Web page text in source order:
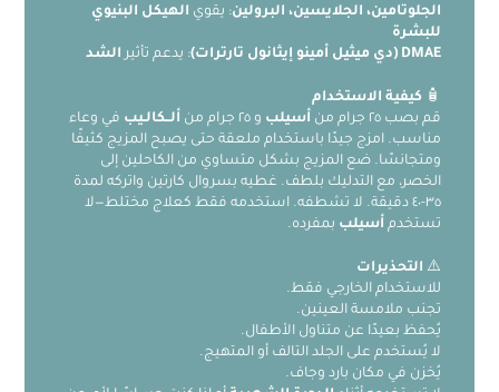
الجلوتامين، الجلايسين، البرولين: يقوي الهيكل البنيوي
للبشرة
DMAE (دي ميثيل أمينو إيثانول تارترات)
: يدعم تأثير الشد
🧴 كيفية الاستخدام
قم بصب ٢٥ جرام من
أسيلب و ٢٥ جرام من ألــكالـيب في وعاء
مناسب. امزج جيدًا باستخدام ملعقة حتى يصبح المزيج كثيفًا
ومتجانسًا. ضع المزيج بشكل متساوي من الكاحلين إلى
الخصر، مع التدليك بلطف. غطيه بسروال كارتين واتركه لمدة
٣٥-٤٠ دقيقة. لا تشطفه. استخدمه فقط كعلاج مختلط—لا
تستخدم أسيلب بمفرده.
⚠️ التحذيرات
للاستخدام الخارجي فقط.
تجنب ملامسة العينين.
يُحفظ بعيدًا عن متناول الأطفال.
لا يُستخدم على الجلد التالف أو المتهيج.
يُخزن في مكان بارد وجاف.